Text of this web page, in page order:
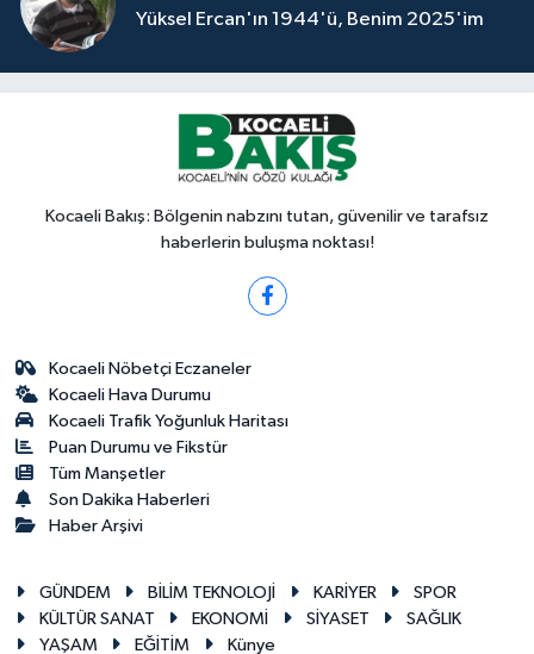
Yüksel Ercan'ın 1944'ü, Benim 2025'im
Kocaeli Bakış: Bölgenin nabzını tutan, güvenilir ve tarafsız
haberlerin buluşma noktası!
Kocaeli Nöbetçi Eczaneler
Kocaeli Hava Durumu
Kocaeli Trafik Yoğunluk Haritası
Puan Durumu ve Fikstür
Tüm Manşetler
Son Dakika Haberleri
Haber Arşivi
GÜNDEM BİLİM TEKNOLOJİ KARİYER
SPOR
KÜLTÜR SANAT
EKONOMİ SİYASET
SAĞLIK
YAŞAM
EĞİTİM Künye